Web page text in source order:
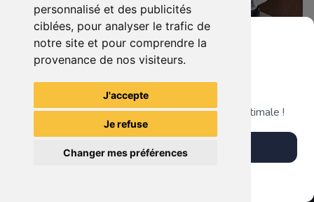
personnalisé et des publicités
ciblées, pour analyser le trafic de
notre site et pour comprendre la
provenance de nos visiteurs.
J'accepte
Je refuse
Changer mes préférences
99.90 € 0
Statuette Harley Quinn
189.90 €
La Mystérieuse Librairie
Nantaise
La Mystérieuse Librairie
Grenier du Geek
Télécharge notre app pour une expérience optimale !
Télécharger l'app